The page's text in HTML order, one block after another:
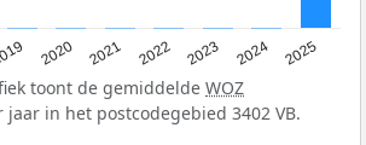
2020 2021 2022 2023 2024 2025
toont de gemiddelde WOZ
in het postcodegebied 3402 VB.